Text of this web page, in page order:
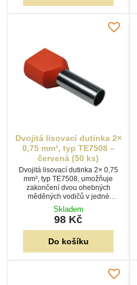
Dvojitá lisovací dutinka 2×
0,75 mm², typ TE7508 –
červená (50 ks)
Dvojitá lisovací dutinka 2× 0,75
mm², typ TE7508, umožňuje
zakončení dvou ohebných
měděných vodičů v jedné
dutince. Usnadňuje připojení do
šroubových svorek a vytváří
pevný elektrický spoj. Balení 50
ks.
Skladem
98 Kč
Do košíku